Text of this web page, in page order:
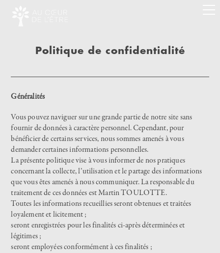
Politique de confidentialité
Généralités
Vous pouvez naviguer sur une grande partie de notre site sans
fournir de données à caractère personnel. Cependant, pour
bénéficier de certains services, nous sommes amenés à vous
demander certaines informations personnelles.
La présente politique vise à vous informer de nos pratiques
concernant la collecte, l’utilisation et le partage des informations
que vous êtes amenés à nous communiquer. La responsable du
traitement de ces données est Martin TOULOTTE.
Toutes les informations recueillies seront obtenues et traitées
loyalement et licitement ;
seront enregistrées pour les finalités ci-après déterminées et
légitimes ;
seront employées conformément à ces finalités ;